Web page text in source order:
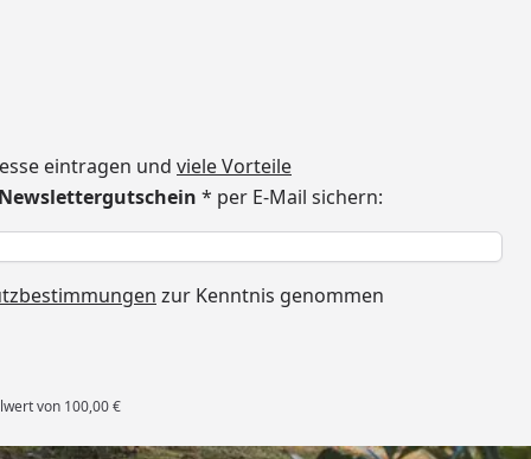
eintragen und viele Vorteile
* per E-Mail sichern:
zur Kenntnis genommen
von 100,00 €